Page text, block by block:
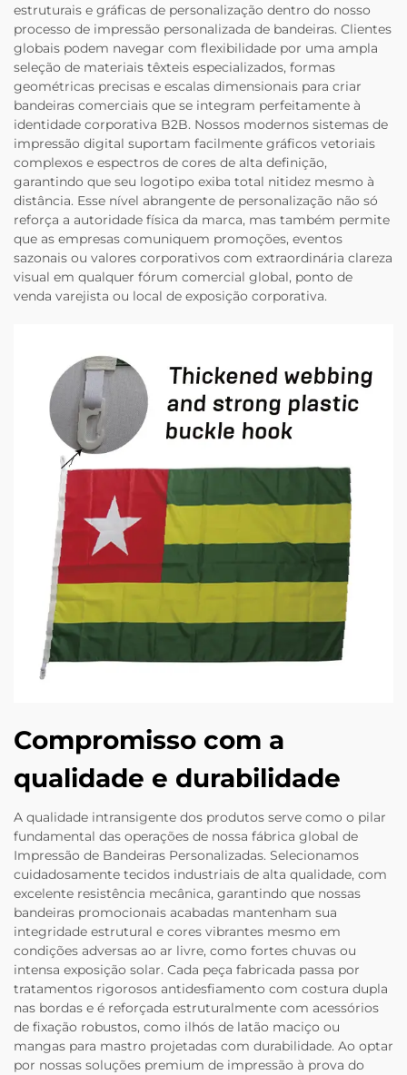
estruturais e gráficas de personalização dentro do nosso
processo de impressão personalizada de bandeiras. Clientes
globais podem navegar com flexibilidade por uma ampla
seleção de materiais têxteis especializados, formas
geométricas precisas e escalas dimensionais para criar
bandeiras comerciais que se integram perfeitamente à
identidade corporativa B2B. Nossos modernos sistemas de
impressão digital suportam facilmente gráficos vetoriais
complexos e espectros de cores de alta definição,
garantindo que seu logotipo exiba total nitidez mesmo à
distância. Esse nível abrangente de personalização não só
reforça a autoridade física da marca, mas também permite
que as empresas comuniquem promoções, eventos
sazonais ou valores corporativos com extraordinária clareza
visual em qualquer fórum comercial global, ponto de
venda varejista ou local de exposição corporativa.
Compromisso com a
qualidade e durabilidade
A qualidade intransigente dos produtos serve como o pilar
fundamental das operações de nossa fábrica global de
Impressão de Bandeiras Personalizadas. Selecionamos
cuidadosamente tecidos industriais de alta qualidade, com
excelente resistência mecânica, garantindo que nossas
bandeiras promocionais acabadas mantenham sua
integridade estrutural e cores vibrantes mesmo em
condições adversas ao ar livre, como fortes chuvas ou
intensa exposição solar. Cada peça fabricada passa por
tratamentos rigorosos antidesfiamento com costura dupla
nas bordas e é reforçada estruturalmente com acessórios
de fixação robustos, como ilhós de latão maciço ou
mangas para mastro projetadas com durabilidade. Ao optar
por nossas soluções premium de impressão à prova do